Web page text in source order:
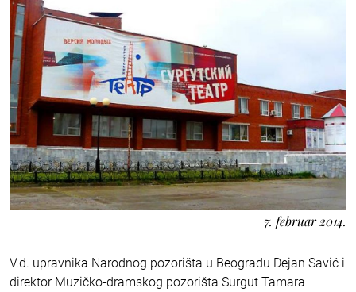
7. februar 2014.
V.d. upravnika Narodnog pozorišta u Beogradu Dejan Savić i
direktor Muzičko-dramskog pozorišta Surgut Tamara